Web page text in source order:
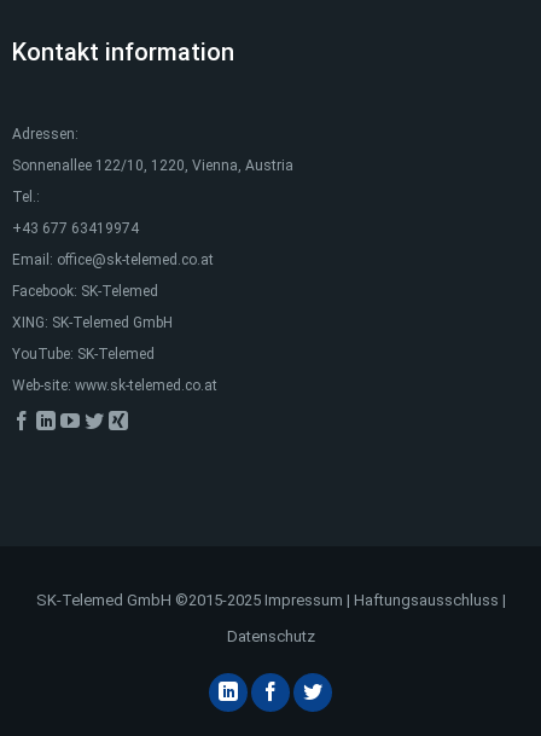
Kontakt information
Adressen:
Sonnenallee 122/10, 1220, Vienna, Austria
Tel.:
+43 677 63419974
Email: office@sk-telemed.co.at
Facebook: SK-Telemed
XING: SK-Telemed GmbH
YouTube: SK-Telemed
Web-site: www.sk-telemed.co.at
SK-Telemed GmbH ©2015-2025 Impressum | Haftungsausschluss |
Datenschutz